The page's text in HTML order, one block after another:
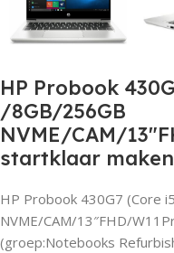
HP Probook
/8GB/256GB
NVME/CAM/
startklaar maken
HP Probook 430G7 (Core
NVME/CAM/13″FHD/
(groep:Notebooks